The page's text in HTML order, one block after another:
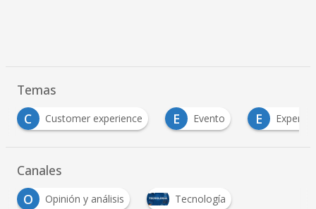
Temas
E Evento E Experiencia de usuario
Canales
O
Opinión y análisis Tecnología